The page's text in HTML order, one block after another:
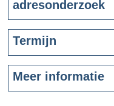
adresonderzoek
Termijn
Meer informatie